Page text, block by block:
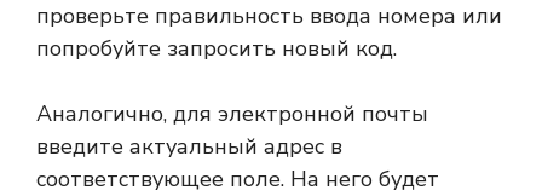
проверьте правильность ввода номера или
попробуйте запросить новый код.
Аналогично, для электронной почты
введите актуальный адрес в
соответствующее поле. На него будет